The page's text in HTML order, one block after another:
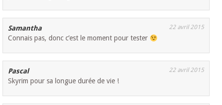
Samantha 22 avril 2015
Connais pas, donc c’est le moment pour tester
Pascal 22 avril 2015
Skyrim pour sa longue durée de vie !